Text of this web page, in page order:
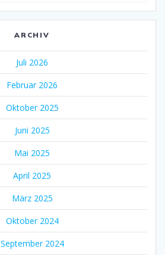
ARCHIV
Juli 2026
Februar 2026
Oktober 2025
Juni 2025
Mai 2025
April 2025
März 2025
Oktober 2024
September 2024